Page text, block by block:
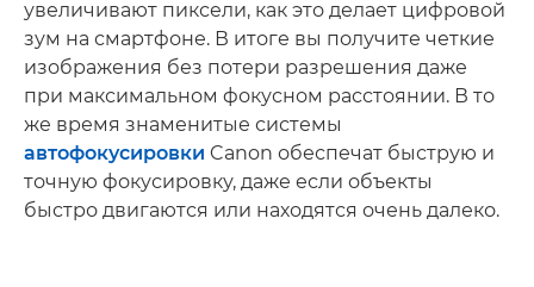
увеличивают пиксели, как это делает цифровой
зум на смартфоне. В итоге вы получите четкие
изображения без потери разрешения даже
при максимальном фокусном расстоянии. В то
же время знаменитые системы
автофокусировки Canon обеспечат быструю и
точную фокусировку, даже если объекты
быстро двигаются или находятся очень далеко.